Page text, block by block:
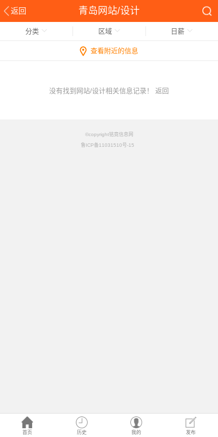
返回 青岛网站/设计
首页 历史 我的 发布
分类 区域 日薪
查看附近的信息
没有找到网站/设计相关信息记录！ 返回
©copyright铭竟信息网
鲁ICP备11031510号-15